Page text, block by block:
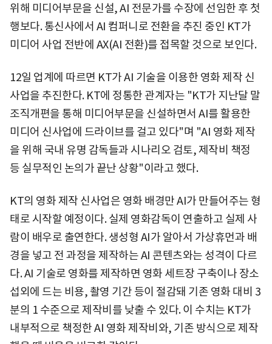
위해 미디어부문을 신설, AI 전문가를 수장에 선임한 후 첫
행보다. 통신사에서 AI 컴퍼니로 전환을 추진 중인 KT가
미디어 사업 전반에 AX(AI 전환)를 접목할 것으로 보인다.
12일 업계에 따르면 KT가 AI 기술을 이용한 영화 제작 신
사업을 추진한다. KT에 정통한 관계자는 "KT가 지난달 말
조직개편을 통해 미디어부문을 신설하면서 AI를 활용한
미디어 신사업에 드라이브를 걸고 있다"며 "AI 영화 제작
을 위해 국내 유명 감독들과 시나리오 검토, 제작비 책정
등 실무적인 논의가 끝난 상황"이라고 했다.
KT의 영화 제작 신사업은 영화 배경만 AI가 만들어주는 형
태로 시작할 예정이다. 실제 영화감독이 연출하고 실제 사
람이 배우로 출연한다. 생성형 AI가 알아서 가상휴먼과 배
경을 넣고 전 과정을 제작하는 AI 콘텐츠와는 성격이 다르
다. AI 기술로 영화를 제작하면 영화 세트장 구축이나 장소
섭외에 드는 비용, 촬영 기간 등이 절감돼 기존 영화 대비 3
분의 1 수준으로 제작비를 낮출 수 있다. 이 수치는 KT가
내부적으로 책정한 AI 영화 제작비와, 기존 방식으로 제작